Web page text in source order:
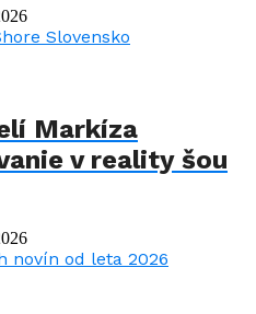
Markíza
v reality šou